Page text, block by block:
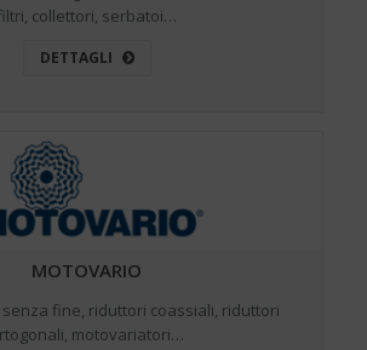
collettori, serbatoi…
DETTAGLI
MOTOVARIO
fine, riduttori coassiali, riduttori
motovariatori…